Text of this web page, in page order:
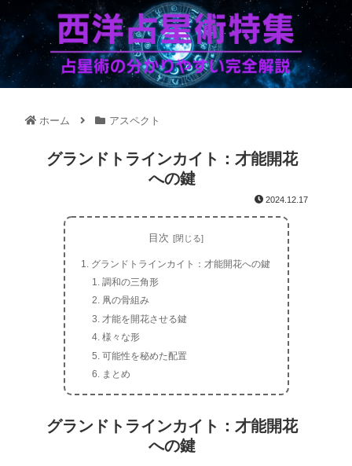
ホーム アスペクト
グランドトラインカイト：才能開花
への鍵
2024.12.17
目次
グランドトラインカイト：才能開花への鍵
調和の三角形
凧の骨組み
才能を開花させる鍵
様々な形
可能性を秘めた配置
まとめ
グランドトラインカイト：才能開花
への鍵